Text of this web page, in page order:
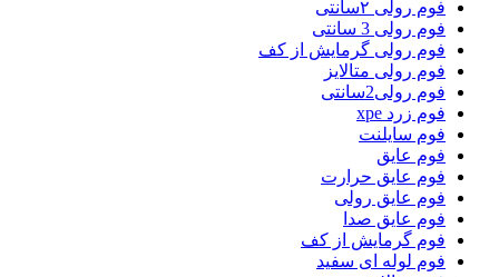
فوم رولی ۲سانتی
فوم رولی 3 سانتی
فوم رولی گرمایش از کف
فوم رولی متالایز
فوم رولی2سانتی
فوم زرد xpe
فوم سایلنت
فوم عایق
فوم عایق حرارت
فوم عایق رولی
فوم عایق صدا
فوم گرمایش از کف
فوم لوله ای سفید